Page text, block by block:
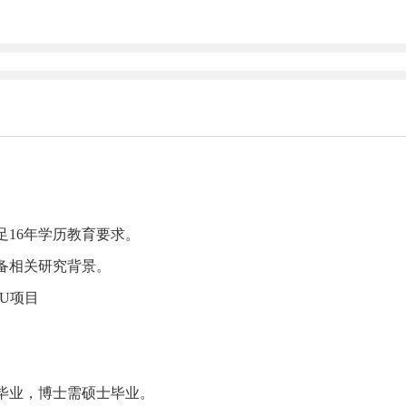
年学历教育要求。
关研究背景。
项目
，博士需硕士毕业。